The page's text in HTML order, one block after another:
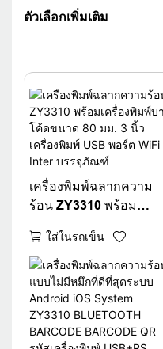
ตัวเลือกเพิ่มเติม
เครื่องพิมพ์ฉลากความ
ร้อน ZY3310 พร้อม
80 มม. 3 นิ้วเครื่องพิมพ์
USB พอร์ต WiFi Inter
บรรจุภัณฑ์
ใส่ในรถเข็น